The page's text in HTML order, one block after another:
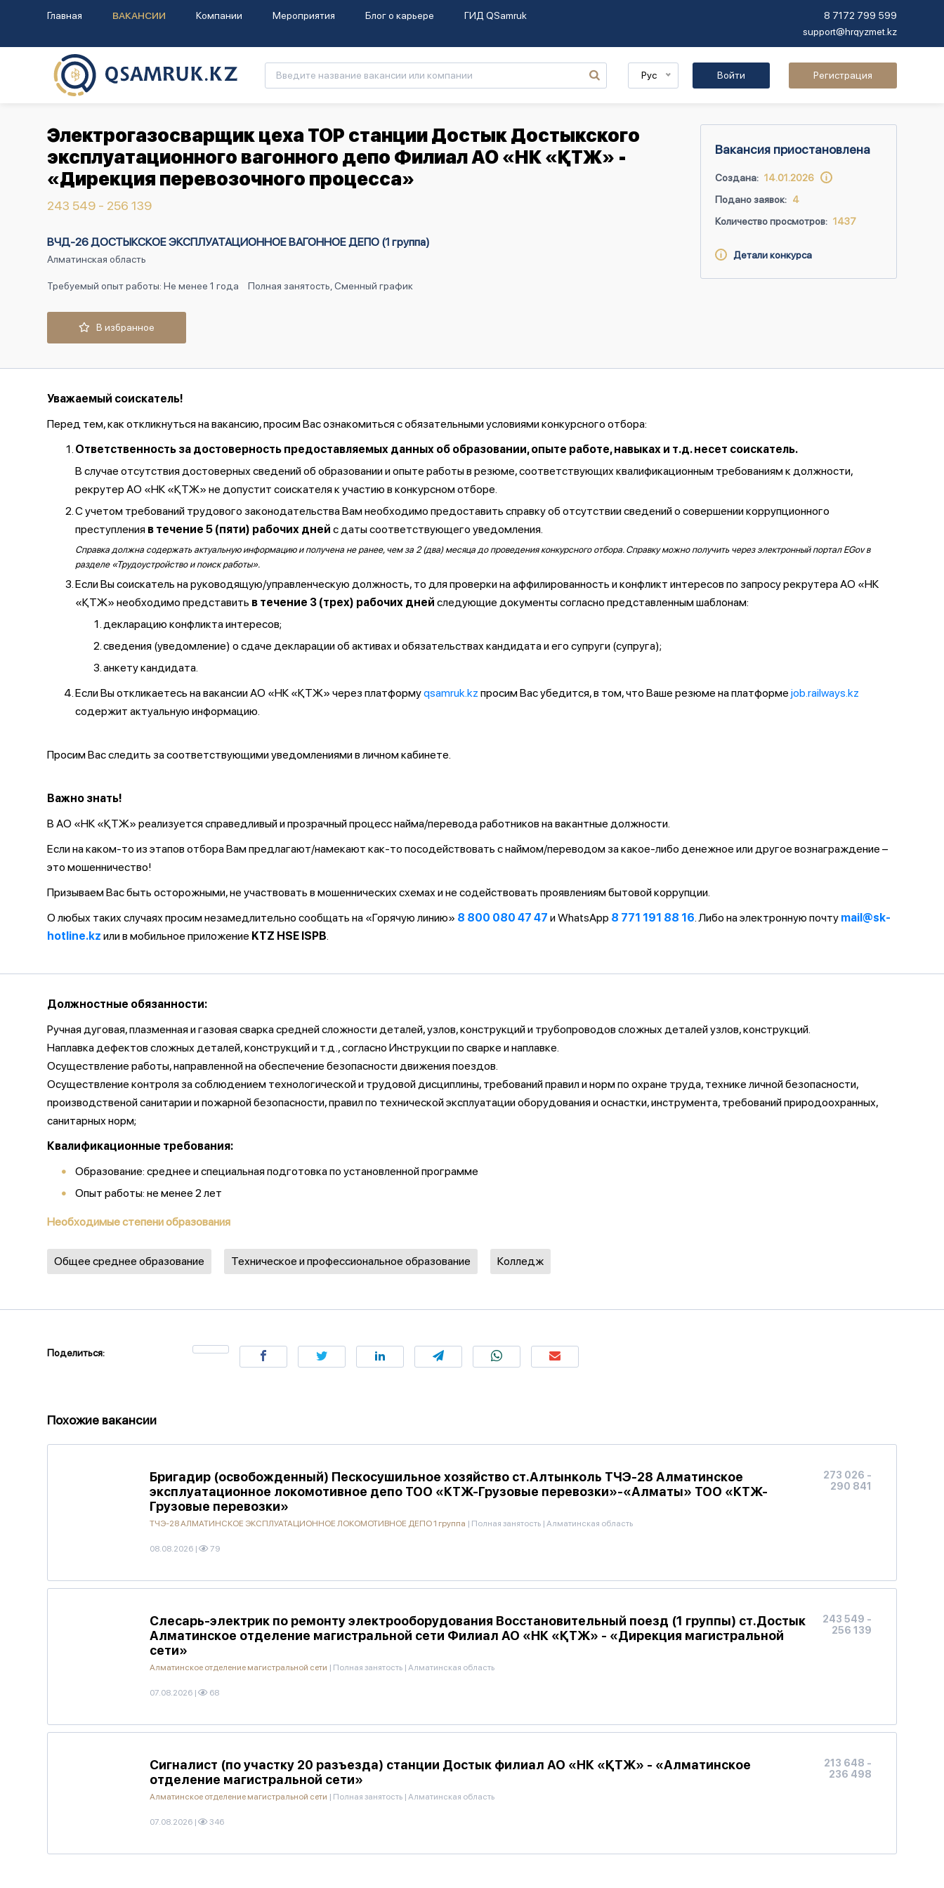
Главная ВАКАНСИИ Компании Мероприятия Блог о карьере ГИД QSamruk
8 7172 799 599
support@hrqyzmet.kz
Рус Войти Регистрация
Электрогазосварщик цеха ТОР станции Достык Достыкского
эксплуатационного вагонного депо Филиал АО «НК «ҚТЖ» -
«Дирекция перевозочного процесса»
243 549 - 256 139
ВЧД-26 ДОСТЫКСКОЕ ЭКСПЛУАТАЦИОННОЕ ВАГОННОЕ ДЕПО (1 группа)
Алматинская область
Требуемый опыт работы: Не менее 1 года Полная занятость, Сменный график
Вакансия приостановлена
Создана: 14.01.2026
Подано заявок: 4
Количество просмотров: 1437
Детали конкурса
В избранное
Уважаемый соискатель!
Перед тем, как откликнуться на вакансию, просим Вас ознакомиться с обязательными условиями конкурсного отбора:
Ответственность за достоверность предоставляемых данных об образовании, опыте работе, навыках и т.д. несет соискатель.
В случае отсутствия достоверных сведений об образовании и опыте работы в резюме, соответствующих квалификационным требованиям к должности,
рекрутер АО «НК «ҚТЖ» не допустит соискателя к участию в конкурсном отборе.
С учетом требований трудового законодательства Вам необходимо предоставить справку об отсутствии сведений о совершении коррупционного
преступления в течение 5 (пяти) рабочих дней с даты соответствующего уведомления.
Справка должна содержать актуальную информацию и получена не ранее, чем за 2 (два) месяца до проведения конкурсного отбора. Справку можно получить через электронный портал EGov в
разделе «Трудоустройство и поиск работы».
Если Вы соискатель на руководящую/управленческую должность, то для проверки на аффилированность и конфликт интересов по запросу рекрутера АО «НК
«ҚТЖ» необходимо представить в течение 3 (трех) рабочих дней следующие документы согласно представленным шаблонам:
декларацию конфликта интересов;
сведения (уведомление) о сдаче декларации об активах и обязательствах кандидата и его супруги (супруга);
анкету кандидата.
Если Вы откликаетесь на вакансии АО «НК «ҚТЖ» через платформуqsamruk.kz просим Вас убедится, в том, что Ваше резюме на платформе job.railways.kz
содержит актуальную информацию.
Просим Вас следить за соответствующими уведомлениями в личном кабинете.
Важно знать!
В АО «НК «ҚТЖ» реализуется справедливый и прозрачный процесс найма/перевода работников на вакантные должности.
Если на каком-то из этапов отбора Вам предлагают/намекают как-то посодействовать с наймом/переводом за какое-либо денежное или другое вознаграждение –
это мошенничество!
Призываем Вас быть осторожными, не участвовать в мошеннических схемах и не содействовать проявлениям бытовой коррупции.
О любых таких случаях просим незамедлительно сообщать на «Горячую линию» 8 800 080 47 47 и WhatsApp 8 771 191 88 16. Либо на электронную почту mail@sk-
hotline.kz или в мобильное приложение KTZ HSE ISPB.
Должностные обязанности:
Ручная дуговая, плазменная и газовая сварка средней сложности деталей, узлов, конструкций и трубопроводов сложных деталей узлов, конструкций.
Наплавка дефектов сложных деталей, конструкций и т.д., согласно Инструкции по сварке и наплавке.
Осуществление работы, направленной на обеспечение безопасности движения поездов.
Осуществление контроля за соблюдением технологической и трудовой дисциплины, требований правил и норм по охране труда, технике личной безопасности,
производственой санитарии и пожарной безопасности, правил по технической эксплуатации оборудования и оснастки, инструмента, требований природоохранных,
санитарных норм;
Квалификационные требования:
Образование: среднее и специальная подготовка по установленной программе
Опыт работы: не менее 2 лет
Необходимые степени образования
Общее среднее образование Техническое и профессиональное образование Колледж
Поделиться:
Похожие вакансии
Бригадир (освобожденный) Пескосушильное хозяйство ст.Алтынколь ТЧЭ-28 Алматинское
эксплуатационное локомотивное депо ТОО «КТЖ-Грузовые перевозки»-«Алматы» ТОО «КТЖ-
Грузовые перевозки»
ТЧЭ-28 АЛМАТИНСКОЕ ЭКСПЛУАТАЦИОННОЕ ЛОКОМОТИВНОЕ ДЕПО 1 группа | Полная занятость | Алматинская область
08.08.2026 | 79
273 026 -
290 841
Слесарь-электрик по ремонту электрооборудования Восстановительный поезд (1 группы) ст.Достык
Алматинское отделение магистральной сети Филиал АО «НК «ҚТЖ» - «Дирекция магистральной
сети»
Алматинское отделение магистральной сети | Полная занятость | Алматинская область
07.08.2026 | 68
243 549 -
256 139
Сигналист (по участку 20 разъезда) станции Достык филиал АО «НК «ҚТЖ» - «Алматинское
отделение магистральной сети»
Алматинское отделение магистральной сети | Полная занятость | Алматинская область
07.08.2026 | 346
213 648 -
236 498